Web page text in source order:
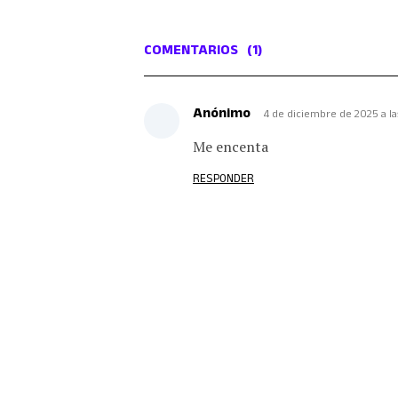
COMENTARIOS (1)
Anónimo 4 de diciembre de 2025 a
Me encenta
RESPONDER